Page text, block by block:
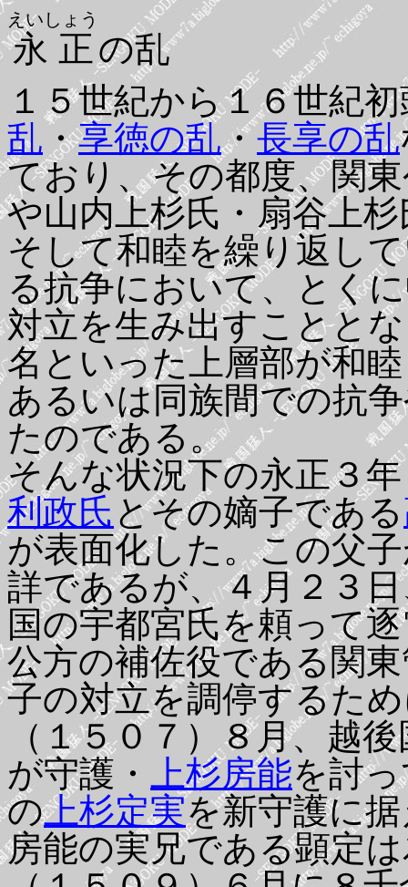
永正
えいしょう
の乱
１５世紀から１６世紀
乱 ・享徳の乱・長享の乱
ており、その都度、関
や山内上杉氏・扇谷上
そして和睦を繰り返し
る抗争において、とく
対立を生み出すことと
名といった上層部が和
あるいは同族間での抗
たのである。
そんな状況下の永正３
利政氏 とその嫡子である
が表面化した。この父
詳であるが、４月２３
国の宇都宮氏を頼って
公方の補佐役である関
子の対立を調停するた
（１５０７）８月、越
が守護・
上杉房能を討
の上杉定実を新守護に
房能の実兄である顕定